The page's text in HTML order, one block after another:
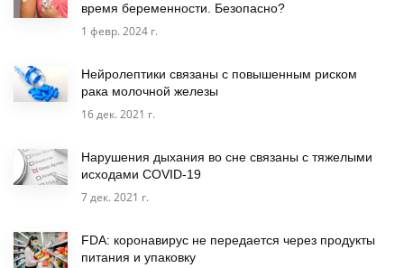
время беременности. Безопасно?
1 февр. 2024 г.
Нейролептики связаны с повышенным риском
рака молочной железы
16 дек. 2021 г.
Нарушения дыхания во сне связаны с тяжелыми
исходами COVID-19
7 дек. 2021 г.
FDA: коронавирус не передается через продукты
питания и упаковку